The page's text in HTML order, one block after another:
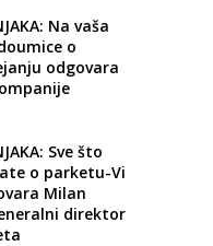
Na vaša
o
odgovara
Sve što
o parketu-Vi
Milan
direktor